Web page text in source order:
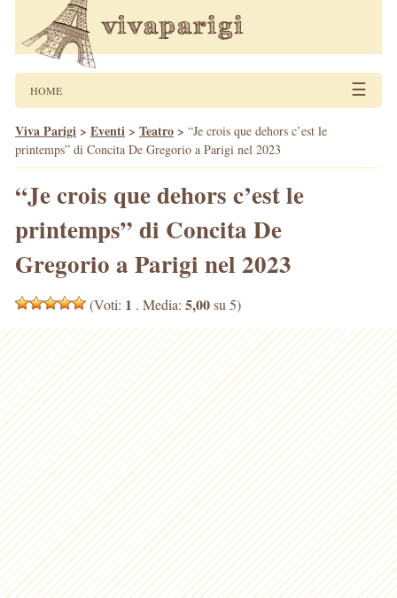
HOME ☰
Viva Parigi > Eventi > Teatro > “Je crois que dehors c’est le
printemps” di Concita De Gregorio a Parigi nel 2023
“Je crois que dehors c’est le
printemps” di Concita De
Gregorio a Parigi nel 2023
(Voti: 1 . Media: 5,00su 5)